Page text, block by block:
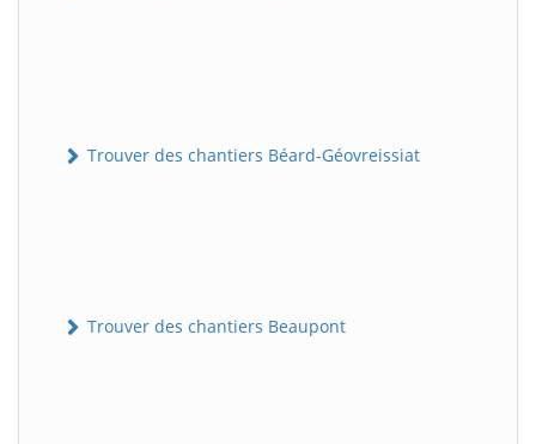
Trouver des chantiers Béard-Géovreissiat
Trouver des chantiers Beaupont